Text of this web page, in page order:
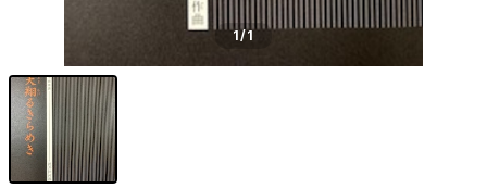
1/1